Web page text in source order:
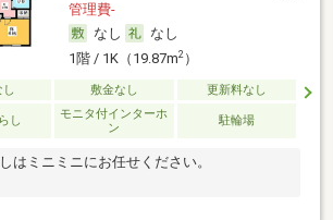
管理費-
なし
なし
1階 / 1K（19.87m2）
敷金なし 更新料なし
し
モニタ付インターホ
ン
駐輪場
はミニミニにお任せください。